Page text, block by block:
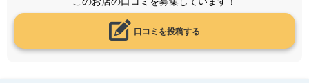
口コミを投稿する